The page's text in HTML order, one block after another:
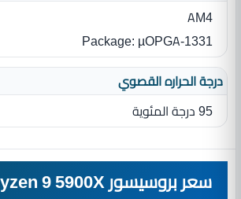
AM4
Package: µOPGA-1331
درجة الحراره القصوي
95 درجة المئوية
سعر بروسيسور AMD Ryzen 9 5900X